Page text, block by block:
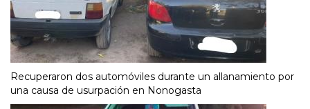
Recuperaron dos automóviles durante un allanamiento por
una causa de usurpación en Nonogasta